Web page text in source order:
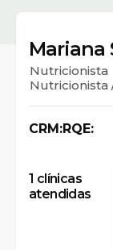
Mariana
Nutricionista
Nutricionista
CRM:RQE:
1 clínicas
atendidas